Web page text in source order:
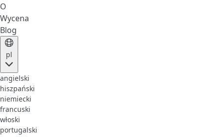
O
Wycena
Blog
pl
angielski
hiszpański
niemiecki
francuski
włoski
portugalski